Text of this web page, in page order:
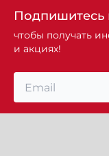
Подпишитесь
чтобы получать
и акциях!